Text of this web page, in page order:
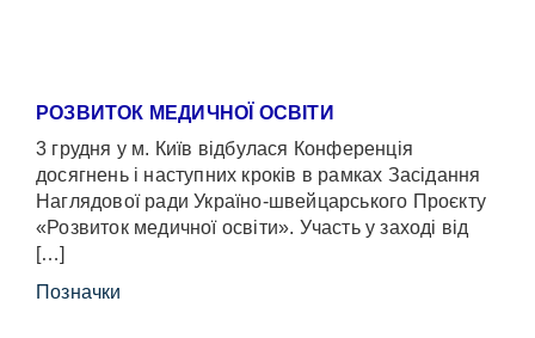
РОЗВИТОК МЕДИЧНОЇ ОСВІТИ
3 грудня у м. Київ відбулася Конференція
досягнень і наступних кроків в рамках Засідання
Наглядової ради Україно-швейцарського Проєкту
«Розвиток медичної освіти». Участь у заході від
[…]
Позначки